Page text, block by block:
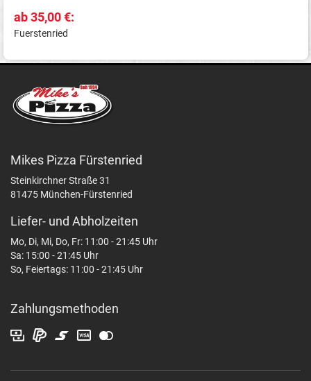
ab 35,00 €:
Fuerstenried
Mikes Pizza Fürstenried
Steinkirchner Straße 31
81475 München-Fürstenried
Liefer- und Abholzeiten
Mo, Di, Mi, Do, Fr: 11:00 - 21:45 Uhr
Sa: 15:00 - 21:45 Uhr
So, Feiertags: 11:00 - 21:45 Uhr
Zahlungsmethoden